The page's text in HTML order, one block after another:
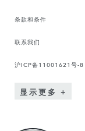
条款和条件
联系我们
沪ICP备11001621号-8
显示更多